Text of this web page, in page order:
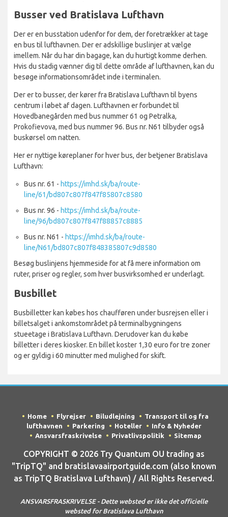
Busser ved Bratislava Lufthavn
Der er en busstation udenfor for dem, der foretrækker at tage
en bus til lufthavnen. Der er adskillige buslinjer at vælge
imellem. Når du har din bagage, kan du hurtigt komme derhen.
Hvis du stadig vænner dig til dette område af lufthavnen, kan du
besøge informationsområdet inde i terminalen.
Der er to busser, der kører fra Bratislava Lufthavn til byens
centrum i løbet af dagen. Lufthavnen er forbundet til
Hovedbanegården med bus nummer 61 og Petralka,
Prokofievova, med bus nummer 96. Bus nr. N61 tilbyder også
buskørsel om natten.
Her er nyttige køreplaner for hver bus, der betjener Bratislava
Lufthavn:
Bus nr. 61 - https://imhd.sk/ba/route-
line/61/bd807c807f847f85807c8580
Bus nr. 96 - https://imhd.sk/ba/route-
line/96/bd807c807f847f88857c8885
Bus nr. N61 - https://imhd.sk/ba/route-
line/N61/bd807c807f848385807c9d8580
Besøg buslinjens hjemmeside for at få mere information om
ruter, priser og regler, som hver busvirksomhed er underlagt.
Busbillet
Busbilletter kan købes hos chaufføren under busrejsen eller i
billetsalget i ankomstområdet på terminalbygningens
stueetage i Bratislava Lufthavn. Derudover kan du købe
billetter i deres kiosker. En billet koster 1,30 euro for tre zoner
og er gyldig i 60 minutter med mulighed for skift.
Home Flyrejser Biludlejning
Transport til og fra
lufthavnen
Parkering Hoteller
Info & Nyheder
Ansvarsfraskrivelse
Privatlivspolitik Sitemap
COPYRIGHT © 2026 Try Quantum OU trading as
"TripTQ" and bratislavaairportguide.com (also known
as TripTQ Bratislava Lufthavn) / All Rights Reserved.
ANSVARSFRASKRIVELSE - Dette websted er ikke det officielle
websted for Bratislava Lufthavn